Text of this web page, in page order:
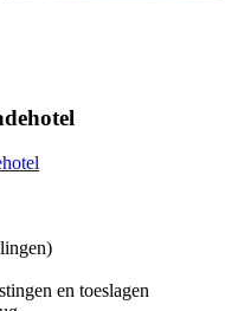
en toeslagen